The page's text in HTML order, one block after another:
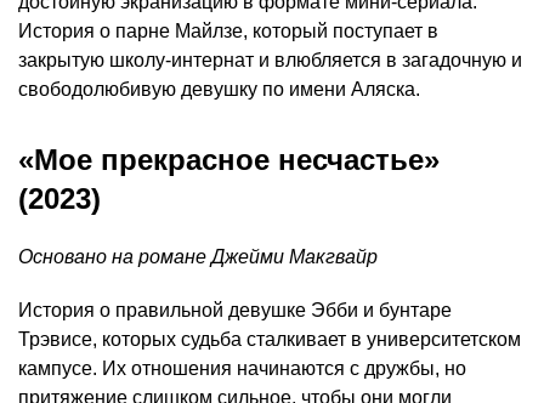
История о парне Майлзе, который поступает в
закрытую школу-интернат и влюбляется в загадочную и
свободолюбивую девушку по имени Аляска.
«Мое прекрасное несчастье»
(2023)
Основано на романе Джейми Макгвайр
История о правильной девушке Эбби и бунтаре
Трэвисе, которых судьба сталкивает в университетском
кампусе. Их отношения начинаются с дружбы, но
притяжение слишком сильное, чтобы они могли